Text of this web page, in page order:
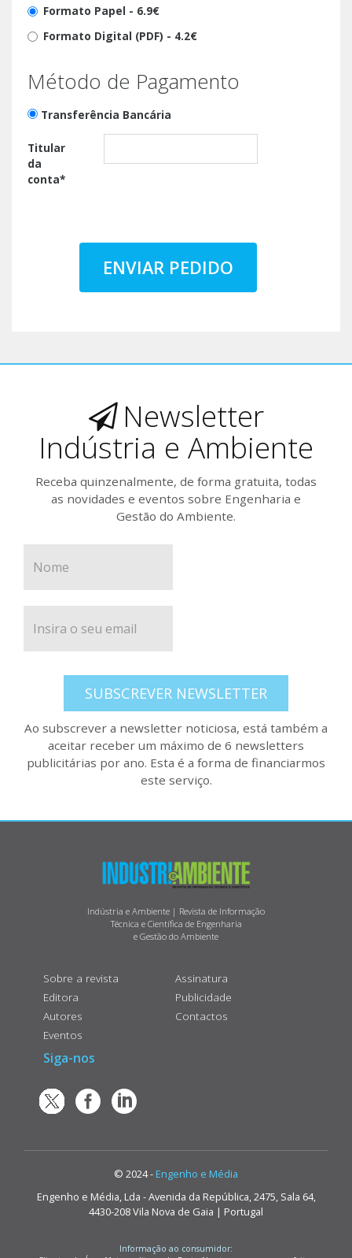
Formato Papel - 6.9€
Formato Digital (PDF) - 4.2€
Método de Pagamento
Transferência Bancária
Titular
da
conta*
ENVIAR PEDIDO
Newsletter
Indústria e Ambiente
Receba quinzenalmente, de forma gratuita, todas
as novidades e eventos sobre Engenharia e
Gestão do Ambiente.
SUBSCREVER NEWSLETTER
Ao subscrever a newsletter noticiosa, está também a
aceitar receber um máximo de 6 newsletters
publicitárias por ano. Esta é a forma de financiarmos
este serviço.
Indústria e Ambiente | Revista de Informação
Técnica e Científica de Engenharia
e Gestão do Ambiente
Sobre a revista
Editora
Autores
Eventos
Assinatura
Publicidade
Contactos
Siga-nos
© 2024 - Engenho e Média
Engenho e Média, Lda - Avenida da República, 2475, Sala 64,
4430-208 Vila Nova de Gaia | Portugal
Informação ao consumidor: